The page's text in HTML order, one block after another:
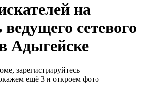
на
сетевого
Адыгейске
зарегистрируйтесь
ещё 3 и откроем фото